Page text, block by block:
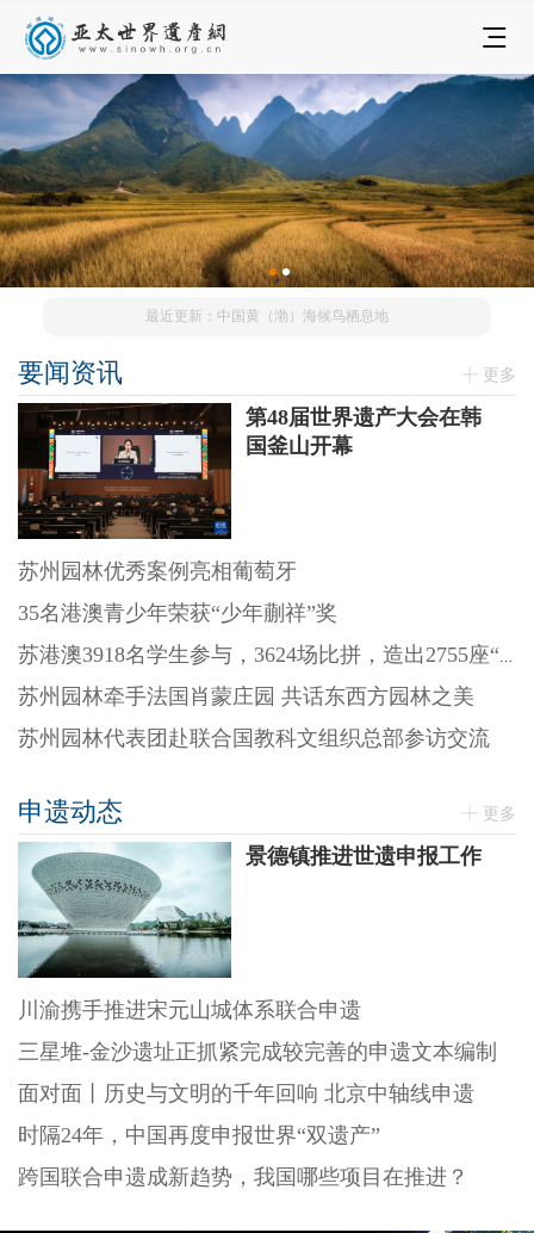
最近更新：中国黄（渤）海候鸟栖息地
要闻资讯 更多
第48届世界遗产大会在韩
国釜山开幕
苏州园林优秀案例亮相葡萄牙
35名港澳青少年荣获“少年蒯祥”奖
苏港澳3918名学生参与，3624场比拼，造出2755座“迷你园林”
苏州园林牵手法国肖蒙庄园 共话东西方园林之美
苏州园林代表团赴联合国教科文组织总部参访交流
申遗动态 更多
景德镇推进世遗申报工作
川渝携手推进宋元山城体系联合申遗
三星堆-金沙遗址正抓紧完成较完善的申遗文本编制
面对面丨历史与文明的千年回响 北京中轴线申遗
时隔24年，中国再度申报世界“双遗产”
跨国联合申遗成新趋势，我国哪些项目在推进？